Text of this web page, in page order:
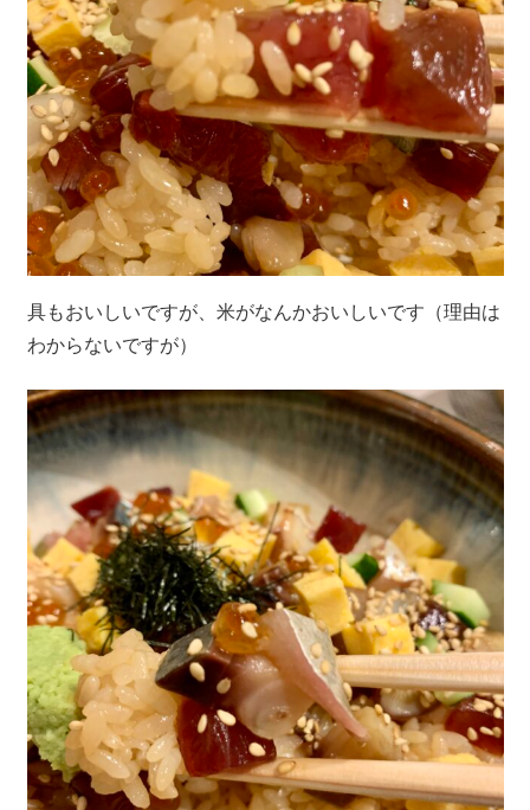
具もおいしいですが、米がなんかおいしいです（理由は
わからないですが）